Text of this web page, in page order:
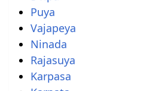
Puya
Vajapeya
Ninada
Rajasuya
Karpasa